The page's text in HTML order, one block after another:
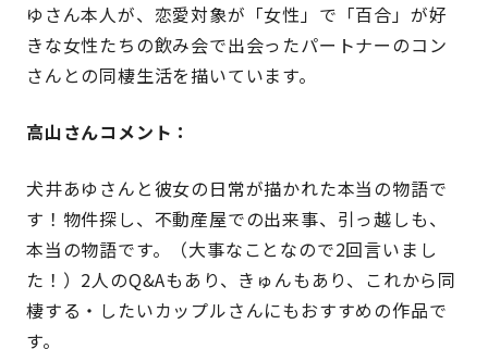
ゆさん本人が、恋愛対象が「女性」で「百合」が好
きな女性たちの飲み会で出会ったパートナーのコン
さんとの同棲生活を描いています。
高山さんコメント：
犬井あゆさんと彼女の日常が描かれた本当の物語で
す！物件探し、不動産屋での出来事、引っ越しも、
本当の物語です。（大事なことなので2回言いまし
た！）2人のQ&Aもあり、きゅんもあり、これから同
棲する・したいカップルさんにもおすすめの作品で
す。